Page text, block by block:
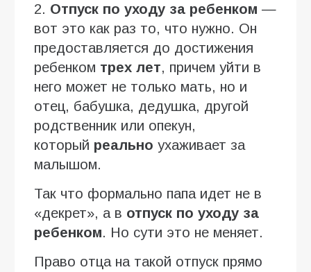
2. Отпуск по уходу за ребенком —
вот это как раз то, что нужно. Он
предоставляется до достижения
ребенком трех лет, причем уйти в
него может не только мать, но и
отец, бабушка, дедушка, другой
родственник или опекун,
который реально ухаживает за
малышом.
Так что формально папа идет не в
«декрет», а в отпуск по уходу за
ребенком. Но сути это не меняет.
Право отца на такой отпуск прямо